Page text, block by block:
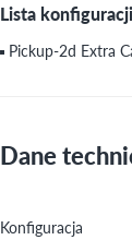
Lista
Pickup-2d Extra
Dane
Konfiguracja